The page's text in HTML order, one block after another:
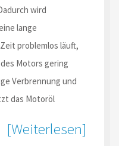
wird
lange
problemlos läuft,
Motors gering
Verbrennung und
das Motoröl
[Weiterlesen]